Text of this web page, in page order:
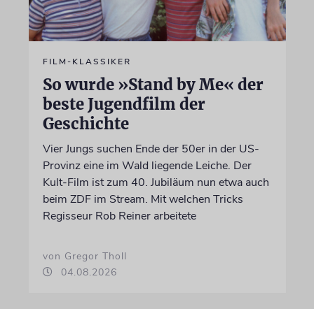
FILM-KLASSIKER
So wurde »Stand by Me« der
beste Jugendfilm der
Geschichte
Vier Jungs suchen Ende der 50er in der US-
Provinz eine im Wald liegende Leiche. Der
Kult-Film ist zum 40. Jubiläum nun etwa auch
beim ZDF im Stream. Mit welchen Tricks
Regisseur Rob Reiner arbeitete
von Gregor Tholl
04.08.2026